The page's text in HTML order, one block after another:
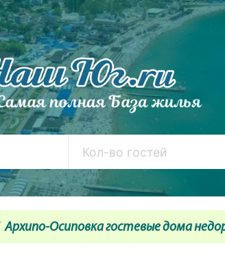
Архипо-Осиповка гостевые дома